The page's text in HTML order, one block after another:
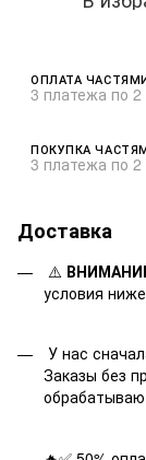
ОПЛАТА
3 платежа по 2
ПОКУПКА
3 платежа по 2
Доставка
⚠️
условия
У нас
Заказы без